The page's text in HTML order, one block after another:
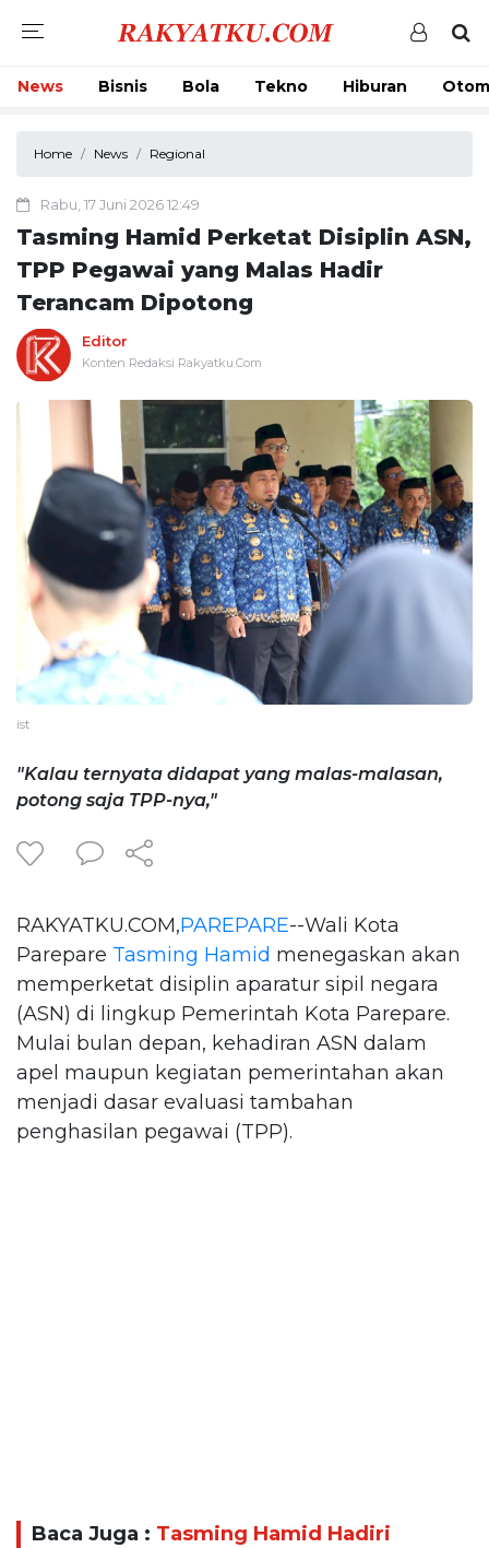
News Bisnis Bola Tekno Hiburan
Home News Regional
Rabu, 17 Juni 2026 12:49
Tasming Hamid Perketat Disiplin ASN,
TPP Pegawai yang Malas Hadir
Terancam Dipotong
Editor
Konten Redaksi Rakyatku.Com
ist
"Kalau ternyata didapat yang malas-malasan,
potong saja TPP-nya,"
RAKYATKU.COM,PAREPARE--Wali Kota
Parepare Tasming Hamid menegaskan akan
memperketat disiplin aparatur sipil negara
(ASN) di lingkup Pemerintah Kota Parepare.
Mulai bulan depan, kehadiran ASN dalam
apel maupun kegiatan pemerintahan akan
menjadi dasar evaluasi tambahan
penghasilan pegawai (TPP).
Baca Juga : Tasming Hamid Hadiri